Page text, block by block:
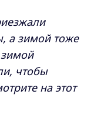
а зимой тоже
чтобы
на этот